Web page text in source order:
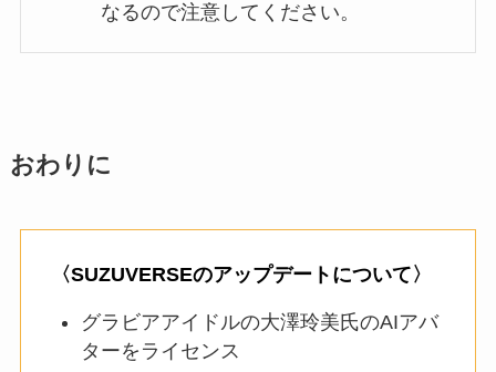
なるので注意してください。
おわりに
〈SUZUVERSEのアップデートについて〉
グラビアアイドルの大澤玲美氏のAIアバ
ターをライセンス